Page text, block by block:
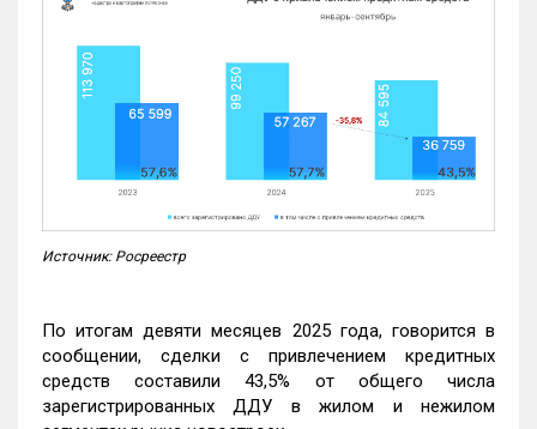
Источник: Росреестр
По итогам девяти месяцев 2025 года, говорится в
сообщении, сделки с привлечением кредитных
средств составили 43,5% от общего числа
зарегистрированных ДДУ в жилом и нежилом